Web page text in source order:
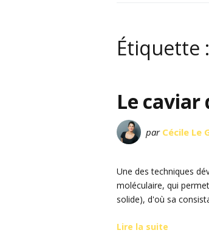
Étiquette :
Le caviar
par Cécile Le
Une des techniques
moléculaire, qui
solide), d'où sa
Lire la suite